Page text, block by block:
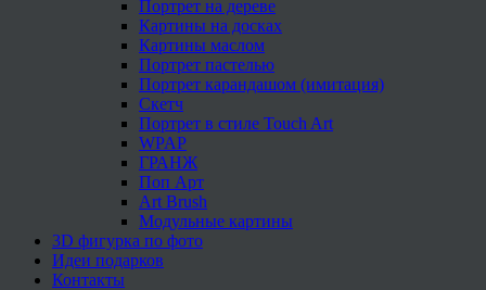
Портрет на дереве
Картины на досках
Картины маслом
Портрет пастелью
Портрет карандашом (имитация)
Скетч
Портрет в стиле Touch Art
WPAP
ГРАНЖ
Поп Арт
Art Brush
Модульные картины
3D фигурка по фото
Идеи подарков
Контакты